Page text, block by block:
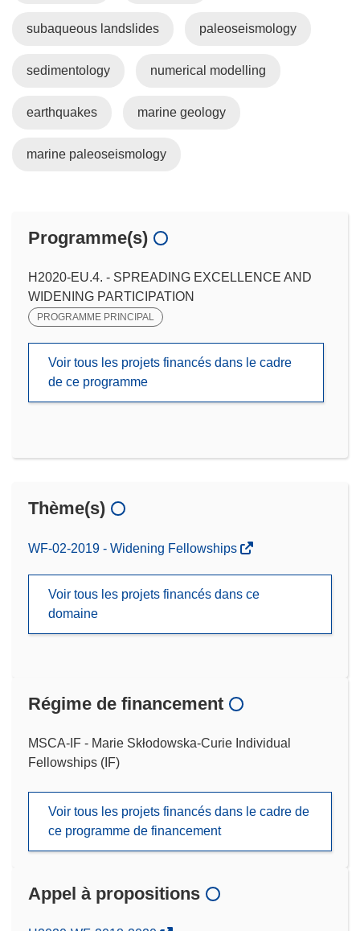
subaqueous landslides paleoseismology
sedimentology numerical modelling
earthquakes marine geology
marine paleoseismology
Programme(s)
H2020-EU.4. - SPREADING EXCELLENCE AND
WIDENING PARTICIPATION
PROGRAMME PRINCIPAL
Voir tous les projets financés dans le cadre
de ce programme
Thème(s)
WF-02-2019 - Widening Fellowships
Voir tous les projets financés dans ce
domaine
Régime de financement
MSCA-IF - Marie Skłodowska-Curie Individual
Fellowships (IF)
Voir tous les projets financés dans le cadre de
ce programme de financement
Appel à propositions